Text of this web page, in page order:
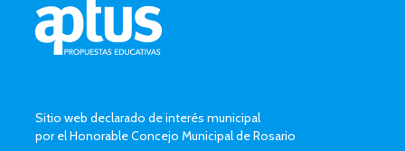
Sitio web declarado de interés municipal
por el Honorable Concejo Municipal de Rosario